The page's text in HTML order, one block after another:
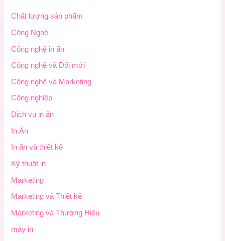
Chất lượng sản phẩm
Công Nghệ
Công nghệ in ấn
Công nghệ và Đổi mới
Công nghệ và Marketing
Công nghiệp
Dịch vụ in ấn
In Ấn
In ấn và thiết kế
Kỹ thuật in
Marketing
Marketing và Thiết kế
Marketing và Thương Hiệu
máy in